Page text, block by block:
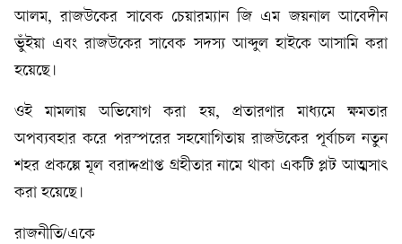
আলম, রাজউকের সাবেক চেয়ারম্যান জি এম জয়নাল আবেদীন
ভুঁইয়া এবং রাজউকের সাবেক সদস্য আব্দুল হাইকে আসামি করা
হয়েছে।
ওই মামলায় অভিযোগ করা হয়, প্রতারণার মাধ্যমে ক্ষমতার
অপব্যবহার করে পরস্পরের সহযোগিতায় রাজউকের পূর্বাচল নতুন
শহর প্রকল্পে মূল বরাদ্দপ্রাপ্ত গ্রহীতার নামে থাকা একটি প্লট আত্মসাৎ
করা হয়েছে।
রাজনীতি/একে